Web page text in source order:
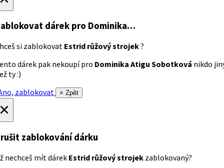
dárek pro Dominika…
si zablokovat Estrid růžový strojek?
dárek pak nekoupí pro Dominika Atigu Sobotková nikdo
ty :)
zablokovat
× Zpět
zablokování dárku
nechceš mít dárek Estrid růžový strojek zablokovaný?